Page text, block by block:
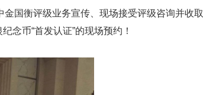
金国衡评级业务宣传、现场接受评级咨询并收取
念币“首发认证”的现场预约！